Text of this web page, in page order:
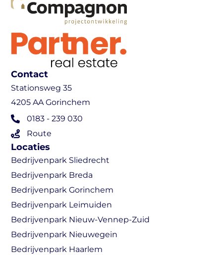
Contact
Stationsweg 35
4205 AA Gorinchem
0183 - 239 030
Route
Locaties
Bedrijvenpark Sliedrecht
Bedrijvenpark Breda
Bedrijvenpark Gorinchem
Bedrijvenpark Leimuiden
Bedrijvenpark Nieuw-Vennep-Zuid
Bedrijvenpark Nieuwegein
Bedrijvenpark Haarlem